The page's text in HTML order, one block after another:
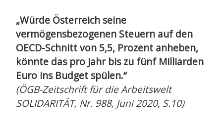
„Würde Österreich seine
vermögensbezogenen Steuern auf den
OECD-Schnitt von 5,5, Prozent anheben,
könnte das pro Jahr bis zu fünf Milliarden
Euro ins Budget spülen.“
(ÖGB-Zeitschrift für die Arbeitswelt
SOLIDARITÄT, Nr. 988, Juni 2020, S.10)